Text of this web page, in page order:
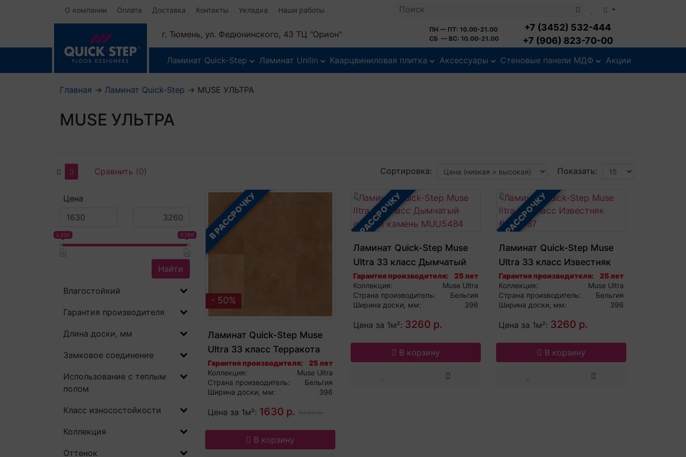
О компании Оплата Доставка Контакты Укладка Наши работы
г. Тюмень, ул. Федюнинского, 43 ТЦ "Орион"
ПН — ПТ: 10.00-21.00
СБ — ВС: 10.00-21.00
+7 (3452) 532-444
+7 (906) 823-70-00
Ламинат Quick-Step Ламинат Unilin Кварцвиниловая плитка Аксессуары Стеновые панели МДФ Акции
Главная → Ламинат Quick-Step → MUSE УЛЬТРА
MUSE УЛЬТРА
Сравнить (0) Сортировка: Показать:
Цена
1 630 3 260
Найти
Влагостойкий
Гарантия производителя
Длина доски, мм
Замковое соединение
Использование с теплым
полом
Класс износостойкости
Коллекция
Оттенок
В РАССРОЧКУ
- 50%
Ламинат Quick-Step Muse
Ultra 33 класс Терракота
MUU5490
Гарантия производителя:
25 лет
Коллекция:
Muse Ultra
Страна производитель:
Бельгия
Ширина доски, мм:
396
Цена за 1м²: 1630 р. 3260 р.
В корзину
В РАССРОЧКУ
Ламинат Quick-Step Muse
Ultra 33 класс Дымчатый
голубой камень MUU5484
Гарантия производителя:
25 лет
Коллекция:
Muse Ultra
Страна производитель:
Бельгия
Ширина доски, мм:
396
Цена за 1м²: 3260 р.
В корзину
В РАССРОЧКУ
Ламинат Quick-Step Muse
Ultra 33 класс Известняк
MUU5487
Гарантия производителя:
25 лет
Коллекция:
Muse Ultra
Страна производитель:
Бельгия
Ширина доски, мм:
396
Цена за 1м²: 3260 р.
В корзину